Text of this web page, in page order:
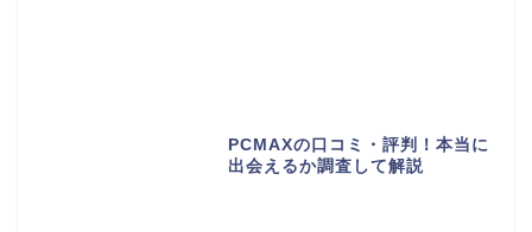
PCMAXの口コミ・評判！本当に
出会えるか調査して解説